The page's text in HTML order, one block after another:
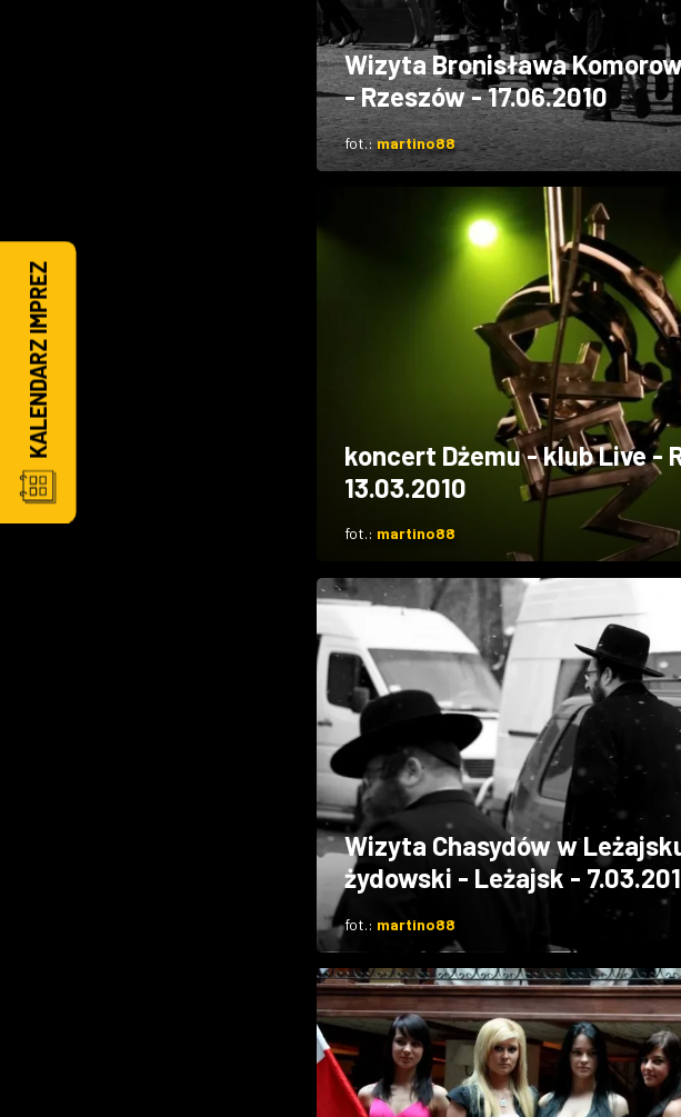
Wizyta Bronisława
- Rzeszów - 17.06.2010
fot.:martino88
koncert Dżemu - klub Live -
13.03.2010
fot.: martino88
Wizyta Chasydów w
żydowski - Leżajsk -
fot.: martino88
KALENDARZ IMPREZ